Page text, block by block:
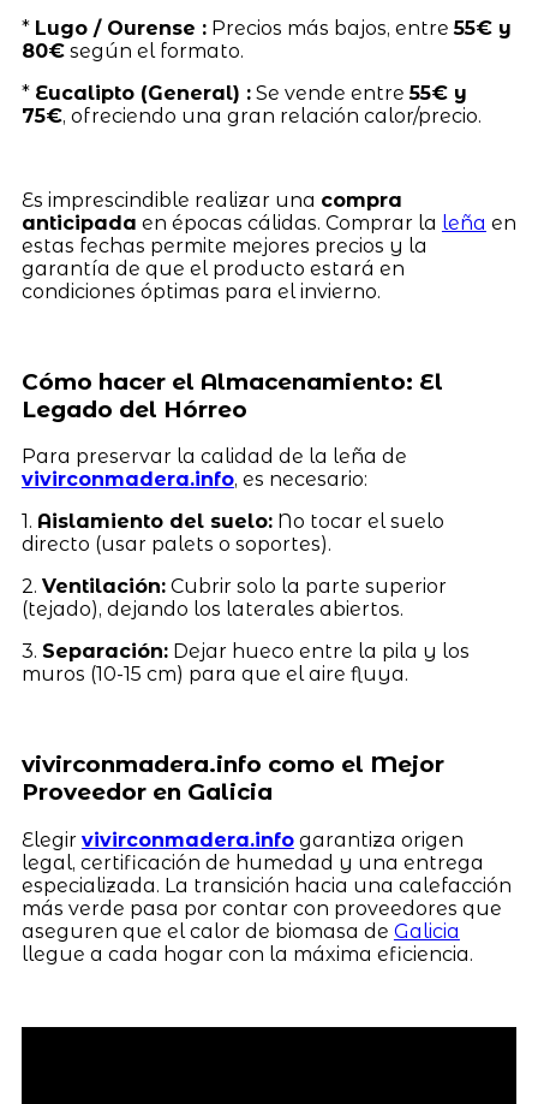
* Lugo / Ourense :Precios más bajos, entre55€ y
80€según el formato.
* Eucalipto (General) :Se vende entre55€ y
75€, ofreciendo una gran relación calor/precio.
Es imprescindible realizar una compra
anticipada en épocas cálidas. Comprar la leña en
estas fechas permite mejores precios y la
garantía de que el producto estará en
condiciones óptimas para el invierno.
Cómo hacer el Almacenamiento: El
Legado del Hórreo
Para preservar la calidad de la leña de
vivirconmadera.info, es necesario:
1. Aislamiento del suelo:No tocar el suelo
directo (usar palets o soportes).
2. Ventilación:Cubrir solo la parte superior
(tejado), dejando los laterales abiertos.
3. Separación:Dejar hueco entre la pila y los
muros (10-15 cm) para que el aire fluya.
vivirconmadera.info como el Mejor
Proveedor en Galicia
Elegir vivirconmadera.infogarantiza origen
legal, certificación de humedad y una entrega
especializada. La transición hacia una calefacción
más verde pasa por contar con proveedores que
aseguren que el calor de biomasa de Galicia
llegue a cada hogar con la máxima eficiencia.